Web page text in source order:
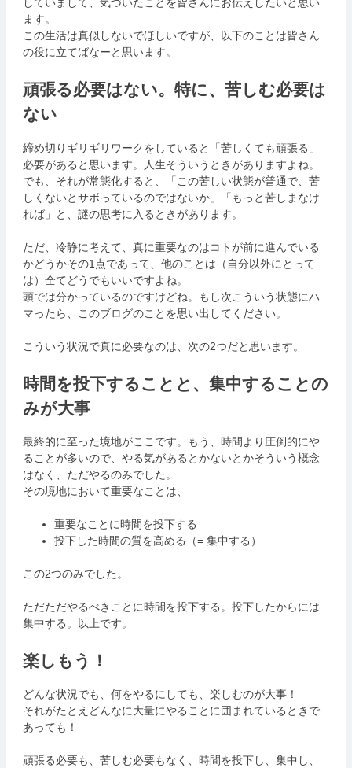
ます。
この生活は真似しないでほしいですが、以下のことは皆さん
の役に立てばなーと思います。
頑張る必要はない。特に、苦しむ必要は
ない
締め切りギリギリワークをしていると「苦しくても頑張る」
必要があると思います。人生そういうときがありますよね。
でも、それが常態化すると、「この苦しい状態が普通で、苦
しくないとサボっているのではないか」「もっと苦しまなけ
れば」と、謎の思考に入るときがあります。
ただ、冷静に考えて、真に重要なのはコトが前に進んでいる
かどうかその1点であって、他のことは（自分以外にとって
は）全てどうでもいいですよね。
頭では分かっているのですけどね。もし次こういう状態にハ
マったら、このブログのことを思い出してください。
こういう状況で真に必要なのは、次の2つだと思います。
時間を投下することと、集中することの
みが大事
最終的に至った境地がここです。もう、時間より圧倒的にや
ることが多いので、やる気があるとかないとかそういう概念
はなく、ただやるのみでした。
その境地において重要なことは、
重要なことに時間を投下する
投下した時間の質を高める（= 集中する）
この2つのみでした。
ただただやるべきことに時間を投下する。投下したからには
集中する。以上です。
楽しもう！
どんな状況でも、何をやるにしても、楽しむのが大事！
それがたとえどんなに大量にやることに囲まれているときで
あっても！
頑張る必要も、苦しむ必要もなく、時間を投下し、集中し、